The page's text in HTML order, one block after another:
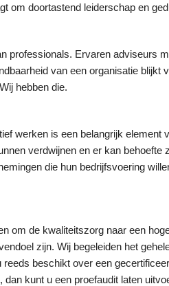
om doortastend leiderschap en
professionals. Ervaren adviseurs
van een organisatie blijkt
hebben die.
werken is een belangrijk element
verdwijnen en er kan behoefte
die hun bedrijfsvoering
om de kwaliteitszorg naar een
zijn. Wij begeleiden het
beschikt over een
kunt u een proefaudit laten